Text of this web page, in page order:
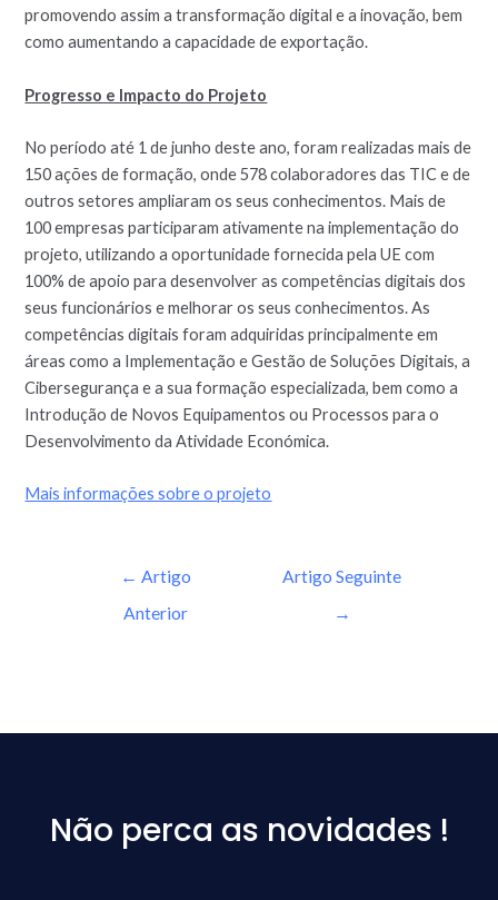
promovendo assim a transformação digital e a inovação, bem
como aumentando a capacidade de exportação.
Progresso e Impacto do Projeto
No período até 1 de junho deste ano, foram realizadas mais de
150 ações de formação, onde 578 colaboradores das TIC e de
outros setores ampliaram os seus conhecimentos. Mais de
100 empresas participaram ativamente na implementação do
projeto, utilizando a oportunidade fornecida pela UE com
100% de apoio para desenvolver as competências digitais dos
seus funcionários e melhorar os seus conhecimentos. As
competências digitais foram adquiridas principalmente em
áreas como a Implementação e Gestão de Soluções Digitais, a
Cibersegurança e a sua formação especializada, bem como a
Introdução de Novos Equipamentos ou Processos para o
Desenvolvimento da Atividade Económica.
Mais informações sobre o projeto
← Artigo
Anterior
Artigo Seguinte
→
Não perca as novidades !